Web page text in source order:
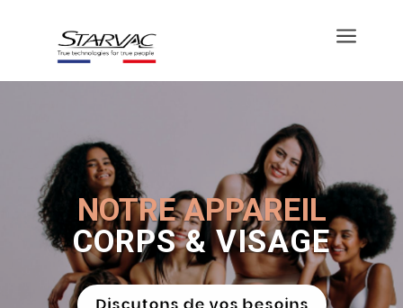
a
NOTRE APPAREIL
CORPS & VISAGE